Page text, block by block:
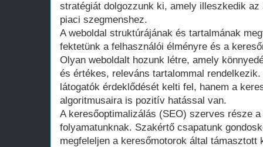
stratégiát dolgozzunk ki, amely illeszkedik
piaci szegmenshez.
A weboldal struktúrájának és tartalmának
fektetünk a felhasználói élményre és a
Olyan weboldalt hozunk létre, amely
és értékes, releváns tartalommal
látogatók érdeklődését kelti fel, hanem a
algoritmusaira is pozitív hatással van.
A keresőoptimalizálás (SEO) szerves része
folyamatunknak. Szakértő csapatunk
megfeleljen a keresőmotorok által támasztott